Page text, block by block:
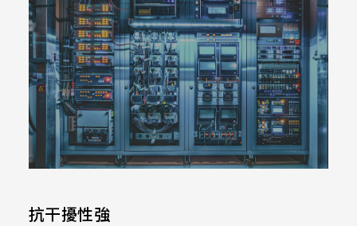
328.37 *199.98* 2.1 mm
562.98 *332.4* 3.1 mm
376.54 *225.9* 2.1 mm
375.58 * 308* 2.1 mm
444 *264.6* 2.1 mm
抗干擾性強